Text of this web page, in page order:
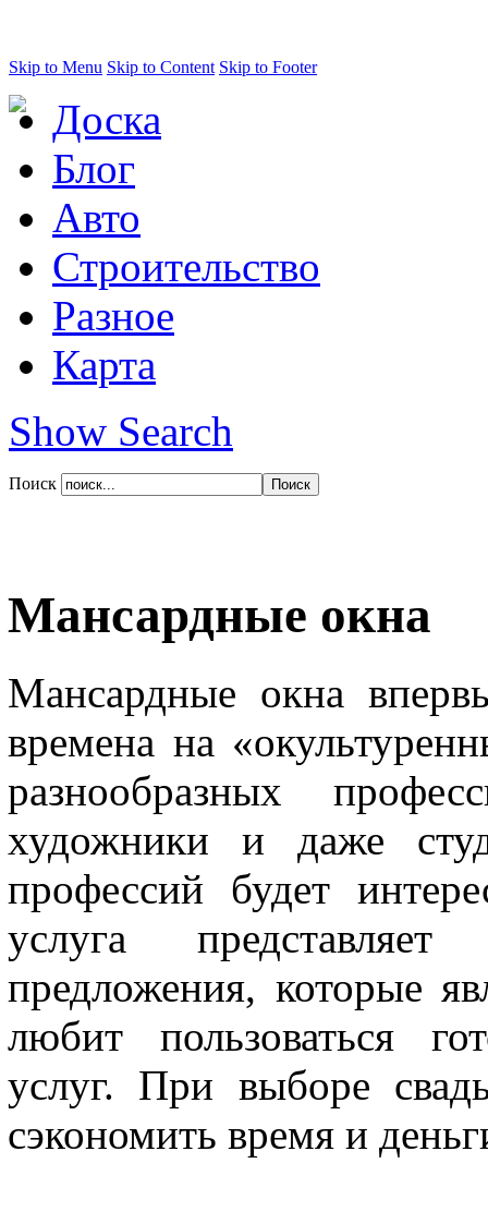
Skip to Menu Skip to Content Skip to Footer
Доска
Блог
Авто
Строительство
Разное
Карта
Show Search
Поиск
Мансардные окна
Мансардные окна
времена на
разнообразных
художники и даже
профессий будет
услуга
предложения, которые
любит пользоваться
услуг. При выборе
сэкономить время и